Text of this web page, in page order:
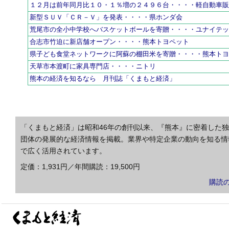
１２月は前年同月比１０・１％増の２４９６台・・・・軽自動車
新型ＳＵＶ「ＣＲ－Ｖ」を発表・・・・県ホンダ会
荒尾市の全小中学校へバスケットボールを寄贈・・・・ユナイテ
合志市竹迫に新店舗オープン・・・・熊本トヨペット
県子ども食堂ネットワークに阿蘇の棚田米を寄贈・・・・熊本ト
天草市本渡町に家具専門店・・・・ニトリ
熊本の経済を知るなら 月刊誌「くまもと経済」
「くまもと経済」は昭和46年の創刊以来、『熊本』に密着し
団体の発展的な経済情報を掲載。業界や特定企業の動向を知る
で広く活用されています。
定価：1,931円／年間購読：19,500円
購読